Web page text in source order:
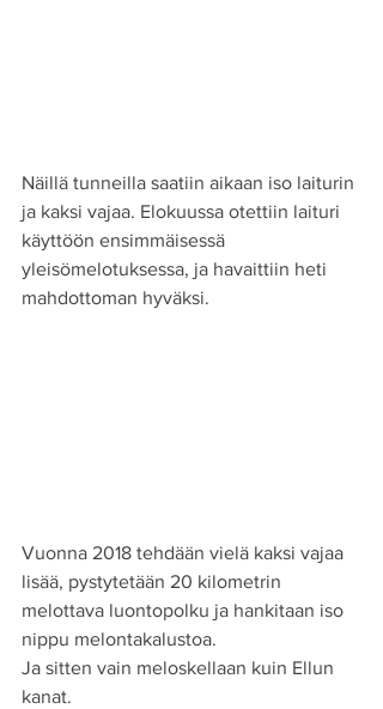
Näillä tunneilla saatiin aikaan iso laiturin
ja kaksi vajaa. Elokuussa otettiin laituri
käyttöön ensimmäisessä
yleisömelotuksessa, ja havaittiin heti
mahdottoman hyväksi.
Vuonna 2018 tehdään vielä kaksi vajaa
lisää, pystytetään 20 kilometrin
melottava luontopolku ja hankitaan iso
nippu melontakalustoa.
Ja sitten vain meloskellaan kuin Ellun
kanat.